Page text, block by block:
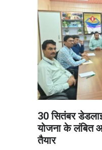
30 सितंबर
योजना के लंबित
तैयार